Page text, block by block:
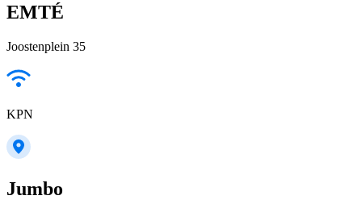
EMTÉ
Joostenplein 35
KPN
Jumbo